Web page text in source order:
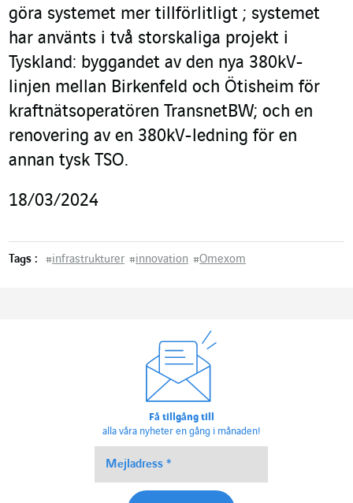
göra systemet mer tillförlitligt ; systemet
har använts i två storskaliga projekt i
Tyskland: byggandet av den nya 380kV-
linjen mellan Birkenfeld och Ötisheim för
kraftnätsoperatören TransnetBW; och en
renovering av en 380kV-ledning för en
annan tysk TSO.
18/03/2024
Tags : #infrastrukturer #innovation #Omexom
Få tillgång till
alla våra nyheter en gång i månaden!